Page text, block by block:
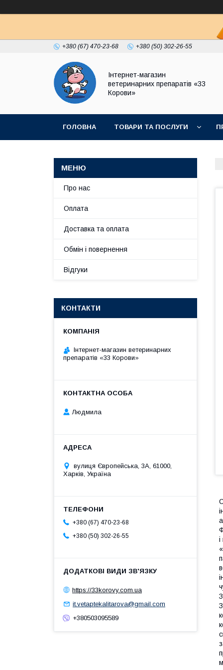
+380 (67) 470-23-68 +380 (50) 302-26-55
Інтернет-магазин
ветеринарних препаратів «33
Корови»
ГОЛОВНА ТОВАРИ ТА ПОСЛУГИ
Про нас
Оплата
Доставка та оплата
Обмін і повернення
Відгуки
КОНТАКТИ
Інтернет-магазин ветеринарних
препаратів «33 Корови»
Людмила
вулиця Європейська, 3А, 61000,
Харків, Україна
+380 (67) 470-23-68
+380 (50) 302-26-55
https://33korovy.com.ua
it.vetaptekalitarova@gmail.com
+380503095589